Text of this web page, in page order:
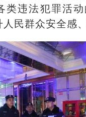
类违法犯罪活
民群众安全感